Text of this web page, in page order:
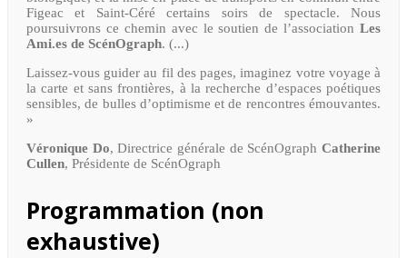
Figeac et Saint-Céré certains soirs de spectacle. Nous
poursuivrons ce chemin avec le soutien de l’association Les
Ami.es de ScénOgraph. (...)
Laissez-vous guider au fil des pages, imaginez votre voyage à
la carte et sans frontières, à la recherche d’espaces poétiques
sensibles, de bulles d’optimisme et de rencontres émouvantes.
»
Véronique Do, Directrice générale de ScénOgraphCatherine
Cullen, Présidente de ScénOgraph
Programmation (non
exhaustive)